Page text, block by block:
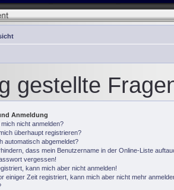
gestellte
Anmeldung
nicht anmelden?
überhaupt registrieren?
automatisch abgemeldet?
dass mein Benutzername in der Online-Liste
vergessen!
kann mich aber nicht anmelden!
einiger Zeit registriert, kann mich aber nicht mehr